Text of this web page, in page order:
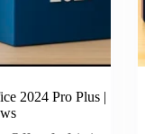
2024 Pro Plus |